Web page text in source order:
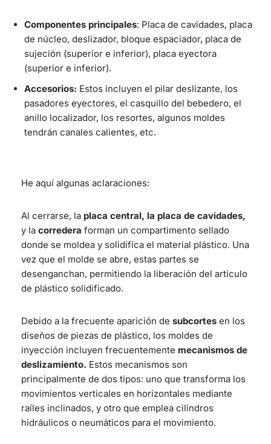
Componentes principales: Placa de cavidades, placa
de núcleo, deslizador, bloque espaciador, placa de
sujeción (superior e inferior), placa eyectora
(superior e inferior).
Accesorios: Estos incluyen el pilar deslizante, los
pasadores eyectores, el casquillo del bebedero, el
anillo localizador, los resortes, algunos moldes
tendrán canales calientes, etc.
He aquí algunas aclaraciones:
Al cerrarse, la placa central, la placa de cavidades,
y la corredera forman un compartimento sellado
donde se moldea y solidifica el material plástico. Una
vez que el molde se abre, estas partes se
desenganchan, permitiendo la liberación del artículo
de plástico solidificado.
Debido a la frecuente aparición de subcortes en los
diseños de piezas de plástico, los moldes de
inyección incluyen frecuentemente mecanismos de
deslizamiento. Estos mecanismos son
principalmente de dos tipos: uno que transforma los
movimientos verticales en horizontales mediante
raíles inclinados, y otro que emplea cilindros
hidráulicos o neumáticos para el movimiento.